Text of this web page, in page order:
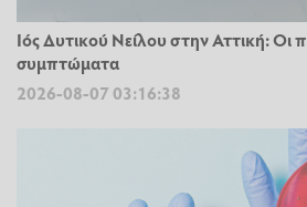
Ιός Δυτικού Νείλου στην Αττική: Οι
συμπτώματα
2026-08-07 03:16:38